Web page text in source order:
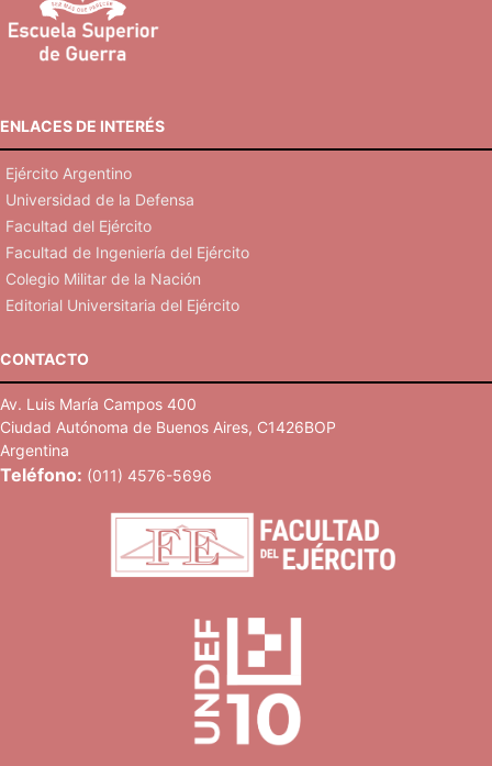
ENLACES DE INTERÉS
Ejército Argentino
Universidad de la Defensa
Facultad del Ejército
Facultad de Ingeniería del Ejército
Colegio Militar de la Nación
Editorial Universitaria del Ejército
CONTACTO
Av. Luis María Campos 400
Ciudad Autónoma de Buenos Aires, C1426BOP
Argentina
Teléfono: (011) 4576-5696